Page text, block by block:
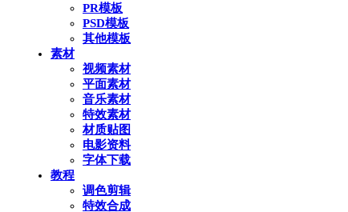
PR模板
PSD模板
其他模板
素材
视频素材
平面素材
音乐素材
特效素材
材质贴图
电影资料
字体下载
教程
调色剪辑
特效合成